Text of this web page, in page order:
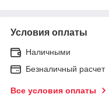
Условия оплаты
Наличными
Безналичный расчет
Все условия оплаты